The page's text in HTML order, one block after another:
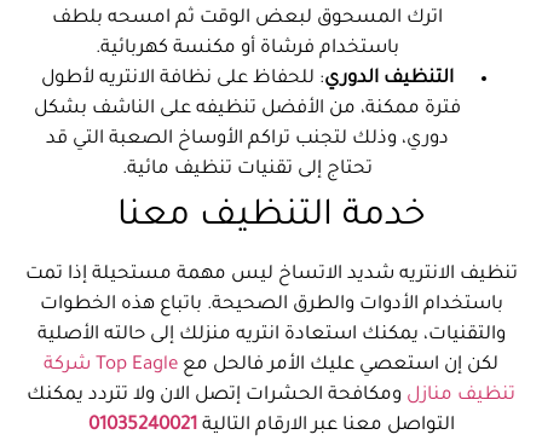
اترك المسحوق لبعض الوقت ثم امسحه بلطف
باستخدام فرشاة أو مكنسة كهربائية.
التنظيف الدوري: للحفاظ على نظافة الانتريه لأطول
فترة ممكنة، من الأفضل تنظيفه على الناشف بشكل
دوري، وذلك لتجنب تراكم الأوساخ الصعبة التي قد
تحتاج إلى تقنيات تنظيف مائية.
خدمة التنظيف معنا
تنظيف الانتريه شديد الاتساخ ليس مهمة مستحيلة إذا تمت
باستخدام الأدوات والطرق الصحيحة. باتباع هذه الخطوات
والتقنيات، يمكنك استعادة انتريه منزلك إلى حالته الأصلية
لكن إن استعصي عليك الأمر فالحل مع
Top Eagle شركة
تنظيف منازل ومكافحة الحشرات إتصل الان ولا تتردد يمكنك
التواصل معنا عبر الارقام التالية01035240021